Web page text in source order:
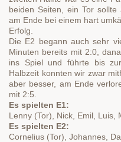
beiden Seiten, ein Tor
am Ende bei einem hart
Erfolg.
Die E2 begann auch sehr
Minuten bereits mit 2:0,
ins Spiel und führte bis
Halbzeit konnten wir zwar
aber besser, am Ende
mit 2:5.
Es spielten E1:
Lenny (Tor), Nick, Emil, Luis,
Es spielten E2:
Cornelius (Tor), Johannes,